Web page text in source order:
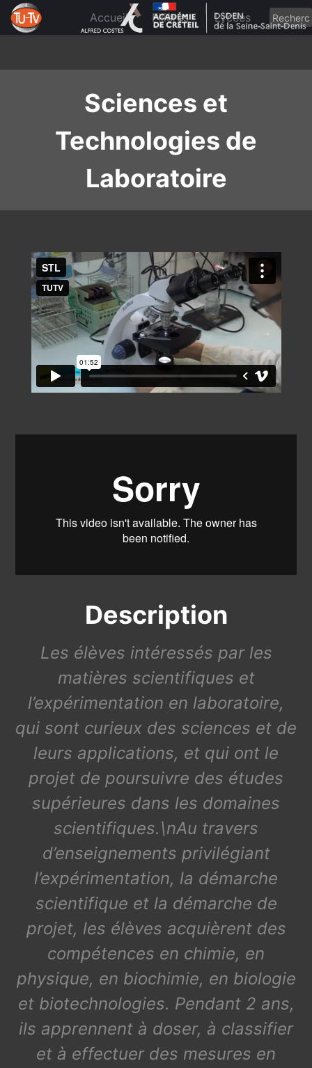
content
Accueil Filières Lycées
Sciences et
Technologies de
Laboratoire
Description
Les élèves intéressés par les
matières scientifiques et
l’expérimentation en laboratoire,
qui sont curieux des sciences et de
leurs applications, et qui ont le
projet de poursuivre des études
supérieures dans les domaines
scientifiques.\nAu travers
d’enseignements privilégiant
l’expérimentation, la démarche
scientifique et la démarche de
projet, les élèves acquièrent des
compétences en chimie, en
physique, en biochimie, en biologie
et biotechnologies. Pendant 2 ans,
ils apprennent à doser, à classifier
et à effectuer des mesures en